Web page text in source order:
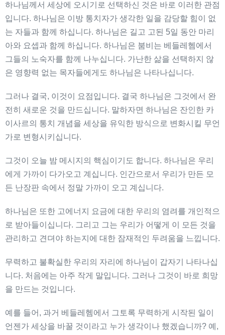
하나님께서 세상에 오시기로 선택하신 것은 바로 이러한 관점
입니다. 하나님은 이방 통치자가 생각한 일을 감당할 힘이 없
는 자들과 함께 하십니다. 하나님은 길고 고된 5일 동안 마리
아와 요셉과 함께 하십니다. 하나님은 붐비는 베들레헴에서
그들의 노숙자를 함께 나누십니다. 가난한 삶을 선택하지 않
은 영향력 없는 목자들에게도 하나님은 나타나십니다.
그러나 결국, 이것이 요점입니다. 결국 하나님은 그것에서 완
전히 새로운 것을 만드십니다. 말하자면 하나님은 잔인한 카
이사르의 통치 개념을 세상을 유익한 방식으로 변화시킬 무언
가로 변형시키십니다.
그것이 오늘 밤 메시지의 핵심이기도 합니다. 하나님은 우리
에게 가까이 다가오고 계십니다. 인간으로서 우리가 만든 모
든 난장판 속에서 정말 가까이 오고 계십니다.
하나님은 또한 고에너지 요금에 대한 우리의 염려를 개인적으
로 받아들이십니다. 그리고 그는 우리가 어떻게 이 모든 것을
관리하고 견뎌야 하는지에 대한 잠재적인 두려움을 느낍니다.
무력하고 불확실한 우리의 자리에 하나님이 갑자기 나타나십
니다. 처음에는 아주 작게 말입니다. 그러나 그것이 바로 희망
을 만드는 것입니다.
예를 들어, 과거 베들레헴에서 그토록 무력하게 시작된 일이
언젠가 세상을 바꿀 것이라고 누가 생각이나 했겠습니까? 예,